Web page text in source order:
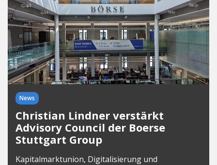
News
Christian Lindner verstärkt
Advisory Council der Boerse
Stuttgart Group
Kapitalmarktunion, Digitalisierung und